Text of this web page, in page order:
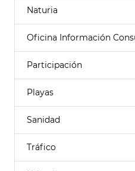
Naturia
Oficina Información
Participación
Playas
Sanidad
Tráfico